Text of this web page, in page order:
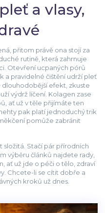
a vlasy,
přitom právě ona stojí za
rutině, která zahrnuje
Otevření ucpaných pórů
a pravidelné čištění udrží pleť
efekt, zkuste
výdrž líčení. Kolagen zase
ať už v těle přijímáte ten
pak platí jednoduchý trik
pomůže zabránit
složitá. Stačí pár přírodních
výběru článků najdete rady,
ať už jde o péči o tělo, zdraví
Chcete-li se cítit dobře a
kroků už dnes.